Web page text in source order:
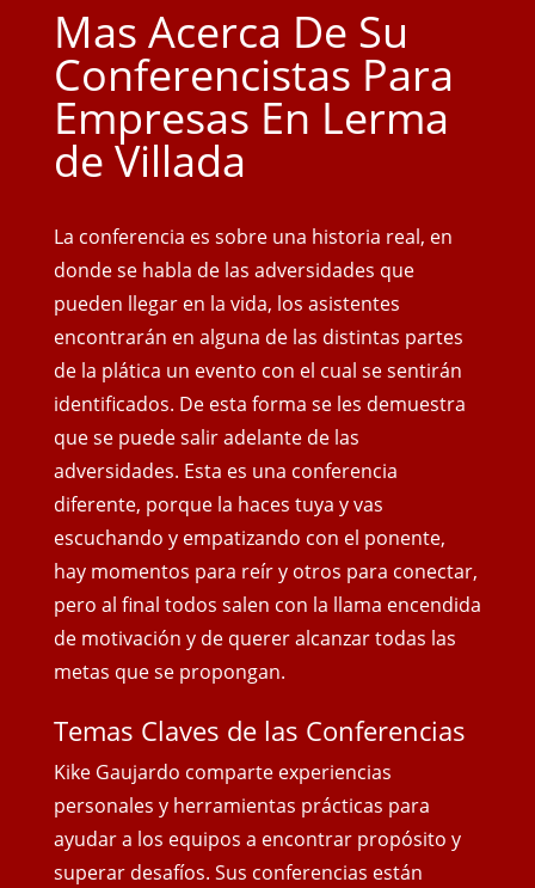
Mas Acerca De Su
Conferencistas Para
Empresas En Lerma
de Villada
La conferencia es sobre una historia real, en
donde se habla de las adversidades que
pueden llegar en la vida, los asistentes
encontrarán en alguna de las distintas partes
de la plática un evento con el cual se sentirán
identificados. De esta forma se les demuestra
que se puede salir adelante de las
adversidades. Esta es una conferencia
diferente, porque la haces tuya y vas
escuchando y empatizando con el ponente,
hay momentos para reír y otros para conectar,
pero al final todos salen con la llama encendida
de motivación y de querer alcanzar todas las
metas que se propongan.
Temas Claves de las Conferencias
Kike Gaujardo comparte experiencias
personales y herramientas prácticas para
ayudar a los equipos a encontrar propósito y
superar desafíos. Sus conferencias están